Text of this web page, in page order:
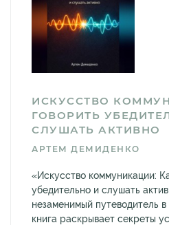
ИСКУССТВО
ГОВОРИТЬ
СЛУШАТЬ АКТИВНО
АРТЕМ ДЕМИДЕНКО
«Искусство коммуникации:
убедительно и слушать
незаменимый путеводитель
книга раскрывает секреты